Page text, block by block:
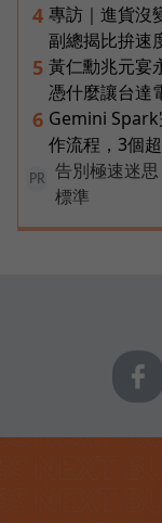
4 專訪｜進貨沒
副總揭比拚速
5 黃仁勳兆元宴
憑什麼讓台達
6 Gemini
作流程，3個
PR
告別極速迷
標準